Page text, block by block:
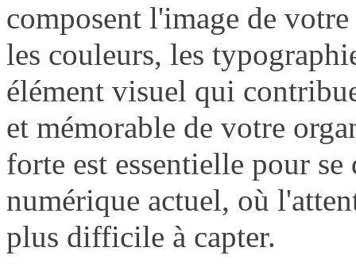
composent l'image de
les couleurs, les
élément visuel qui
et mémorable de votre
forte est essentielle pour se
numérique actuel, où
plus difficile à capter.